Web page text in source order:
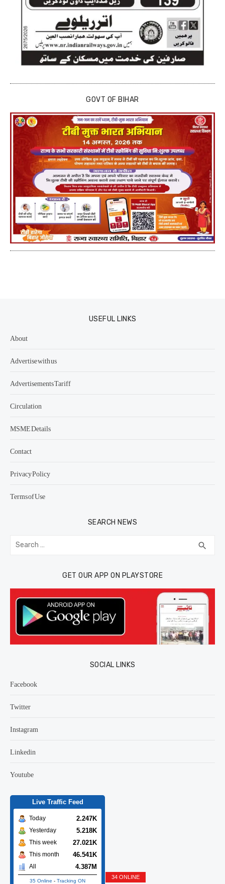
GOVT OF BIHAR
USEFUL LINKS
About
Advertise with us
Advertisements Tariff
Circulation
MSME Details
Contact
Privacy Policy
Terms of Use
SEARCH NEWS
Search
for: search
GET OUR APP ON PLAYSTORE
SOCIAL LINKS
Facebook
Twitter
Instagram
Linkedin
Youtube
Live Traffic Feed
Today 2.247K
Yesterday 5.218K
This week 27.021K
This month 46.541K
All 4.387M
35 Online - Tracking ON
34 ONLINE